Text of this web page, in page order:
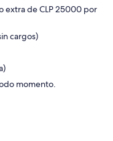
extra de CLP 25000 por
cargos)
momento.